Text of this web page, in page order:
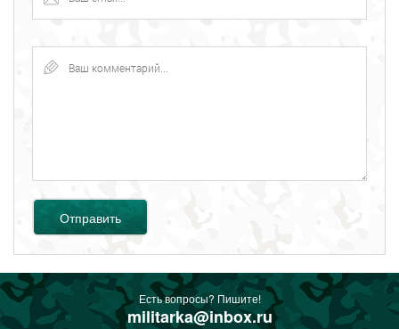
Отправить
Есть вопросы? Пишите!
militarka@inbox.ru